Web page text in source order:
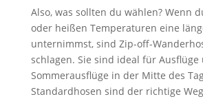
Also, was sollten du wählen? Wenn
oder heißen Temperaturen eine
unternimmst, sind Zip-off-
schlagen. Sie sind ideal für Ausflüge
Sommerausflüge in der Mitte des
Standardhosen sind der richtige